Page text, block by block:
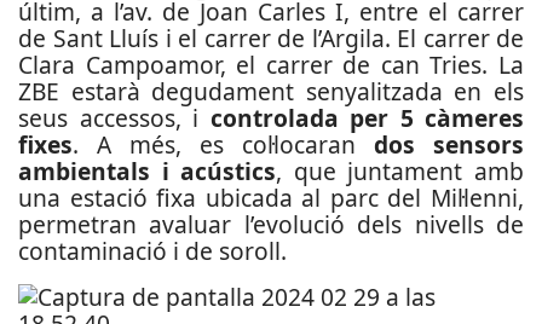
últim, a l’av. de Joan Carles I, entre el carrer
de Sant Lluís i el carrer de l’Argila. El carrer de
Clara Campoamor, el carrer de can Tries. La
ZBE estarà degudament senyalitzada en els
seus accessos, i controlada per 5 càmeres
fixes. A més, es col·locaran dos sensors
ambientals i acústics, que juntament amb
una estació fixa ubicada al parc del Mil·lenni,
permetran avaluar l’evolució dels nivells de
contaminació i de soroll.